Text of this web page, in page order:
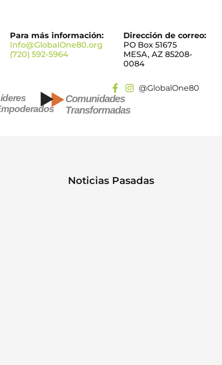
Para más información:
Info@GlobalOne80.org
(720) 592-5964
Dirección de correo:
PO Box 51675
MESA, AZ 85208-
0084
Comunidades
Transformadas
@GlobalOne80
Noticias Pasadas